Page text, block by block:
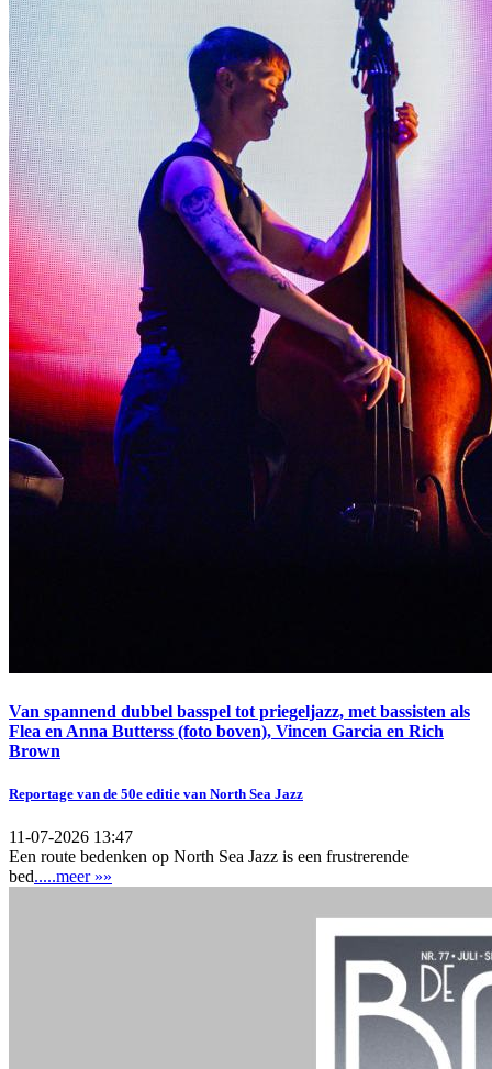
Van spannend dubbel basspel tot priegeljazz, met bassisten als
Flea en Anna Butterss (foto boven), Vincen Garcia en Rich
Brown
Reportage van de 50e editie van North Sea Jazz
11-07-2026 13:47
Een route bedenken op North Sea Jazz is een frustrerende
bed.....meer »»